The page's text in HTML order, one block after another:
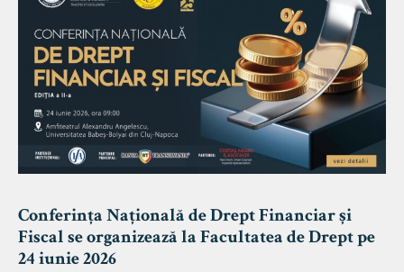
Conferința Națională de Drept Financiar și
Fiscal se organizează la Facultatea de Drept pe
24 iunie 2026